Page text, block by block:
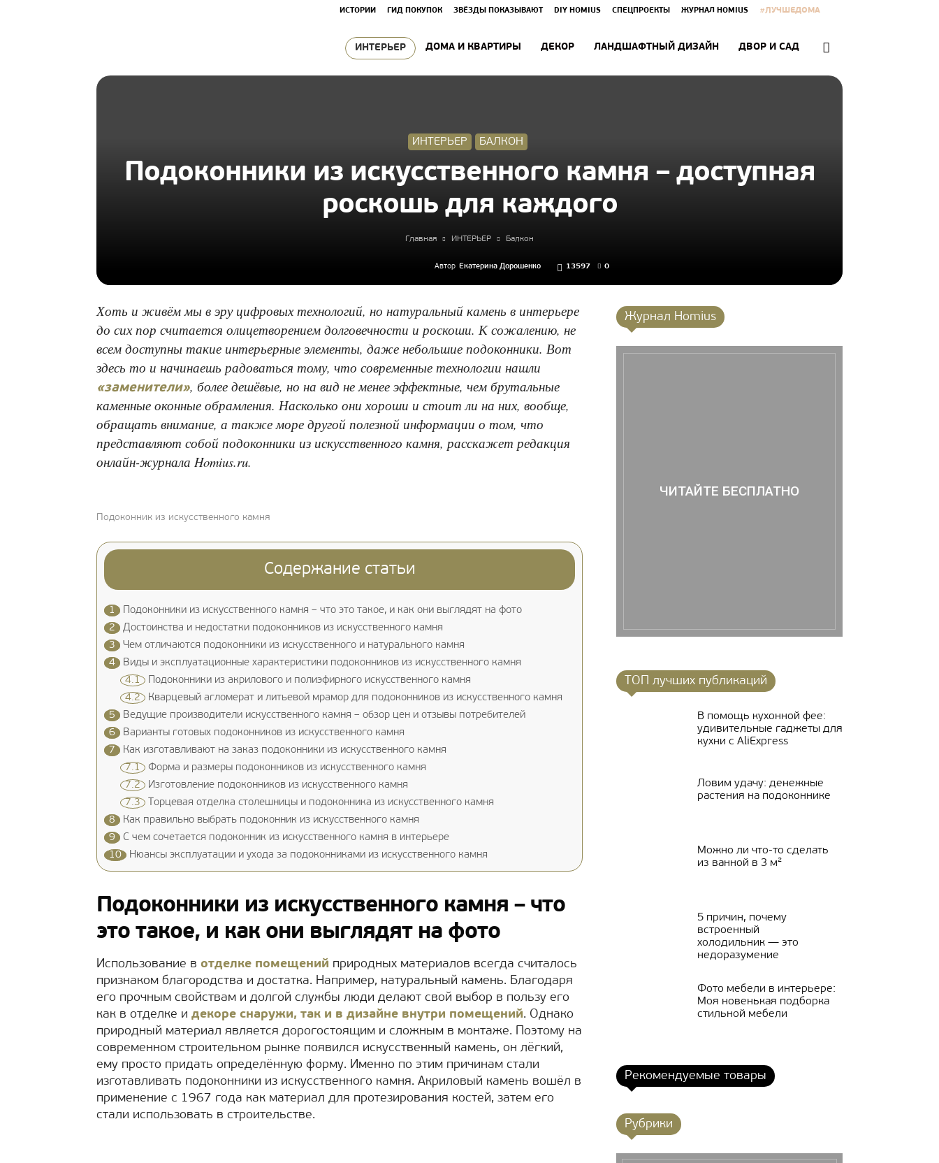
ИСТОРИИ ГИД ПОКУПОК ЗВЁЗДЫ ПОКАЗЫВАЮТ DIY HOMIUS СПЕЦПРОЕКТЫ ЖУРНАЛ HOMIUS #ЛУЧШЕДОМА
ИНТЕРЬЕР ДОМА И КВАРТИРЫ ДЕКОР ЛАНДШАФТНЫЙ ДИЗАЙН ДВОР И САД
ИНТЕРЬЕР БАЛКОН
Подоконники из искусственного камня – доступная
роскошь для каждого
Главная ИНТЕРЬЕР Балкон
Автор Екатерина Дорошенко 13597 0
Хоть и живём мы в эру цифровых технологий, но натуральный камень в интерьере
до сих пор считается олицетворением долговечности и роскоши. К сожалению, не
всем доступны такие интерьерные элементы, даже небольшие подоконники. Вот
здесь то и начинаешь радоваться тому, что современные технологии нашли
«заменители», более дешёвые, но на вид не менее эффектные, чем брутальные
каменные оконные обрамления. Насколько они хороши и стоит ли на них, вообще,
обращать внимание, а также море другой полезной информации о том, что
представляют собой подоконники из искусственного камня, расскажет редакция
онлайн-журнала Homius.ru.
Подоконник из искусственного камня
Содержание статьи
1
Подоконники из искусственного камня – что это такое, и как они выглядят на фото
2
Достоинства и недостатки подоконников из искусственного камня
3
Чем отличаются подоконники из искусственного и натурального камня
4
Виды и эксплуатационные характеристики подоконников из искусственного камня
4.1 Подоконники из акрилового и полиэфирного искусственного камня
4.2 Кварцевый агломерат и литьевой мрамор для подоконников из искусственного камня
5
Ведущие производители искусственного камня – обзор цен и отзывы потребителей
6
Варианты готовых подоконников из искусственного камня
7
Как изготавливают на заказ подоконники из искусственного камня
7.1 Форма и размеры подоконников из искусственного камня
7.2 Изготовление подоконников из искусственного камня
7.3 Торцевая отделка столешницы и подоконника из искусственного камня
8
Как правильно выбрать подоконник из искусственного камня
9
С чем сочетается подоконник из искусственного камня в интерьере
10
Нюансы эксплуатации и ухода за подоконниками из искусственного камня
Подоконники из искусственного камня – что
это такое, и как они выглядят на фото
Использование в отделке помещений природных материалов всегда считалось
признаком благородства и достатка. Например, натуральный камень. Благодаря
его прочным свойствам и долгой службы люди делают свой выбор в пользу его
как в отделке и декоре снаружи, так и в дизайне внутри помещений. Однако
природный материал является дорогостоящим и сложным в монтаже. Поэтому на
современном строительном рынке появился искусственный камень, он лёгкий,
ему просто придать определённую форму. Именно по этим причинам стали
изготавливать подоконники из искусственного камня. Акриловый камень вошёл в
применение с 1967 года как материал для протезирования костей, затем его
стали использовать в строительстве.
Журнал Homius
ЧИТАЙТЕ БЕСПЛАТНО
ТОП лучших публикаций
В помощь кухонной фее:
удивительные гаджеты для
кухни с AliExpress
Ловим удачу: денежные
растения на подоконнике
Можно ли что-то сделать
из ванной в 3 м²
5 причин, почему
встроенный
холодильник — это
недоразумение
Фото мебели в интерьере:
Моя новенькая подборка
стильной мебели
Рекомендуемые товары
Рубрики